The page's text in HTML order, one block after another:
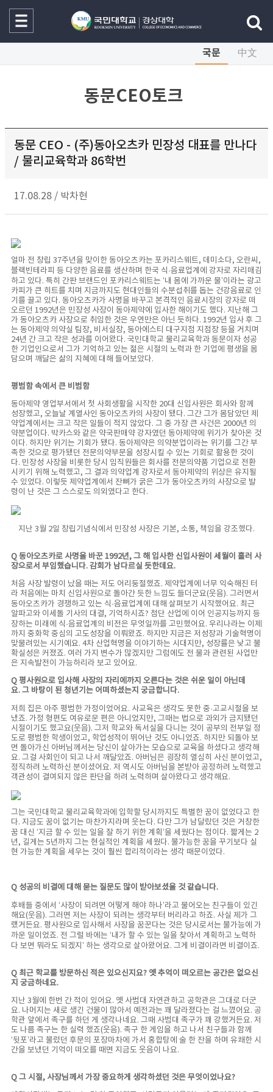
국문 中文
동문CEO토크
동문 CEO - (주)동아오츠카 민장성 대표를 만나다
/ 물리교육학과 86학번
17.08.28 / 박차현
얼마 전 창립 37주년을 맞이한 동아오츠카는 포카리스웨트, 데미소다, 오란씨,
블랙빈테라피 등 다양한 음료를 생산하며 한국 식·음료업계에 강자로 자리매김
하고 있다. 특히 간판 브랜드인 포카리스웨트는 ‘내 몸에 가까운 물’이라는 광고
카피가 큰 히트를 치며 지금까지도 현대인들의 수분섭취를 돕는 건강음료로 인
기를 끌고 있다. 동아오츠카가 사명을 바꾸고 본격적인 음료시장의 강자로 떠
오르던 1992년은 민장성 사장이 동아제약에 입사한 해이기도 했다. 지난해 그
가 동아오츠카 사장으로 취임한 것은 우연만은 아닌 듯하다. 1992년 입사 후 그
는 동아제약 의약실 팀장, 비서실장, 동아에스티 대구지점 지점장 등을 거치며
24년 간 크고 작은 성과를 이어왔다. 국민대학교 물리교육학과 동문이자 성공
한 기업인으로서 그가 기억하고 있는 젊은 시절의 노력과 한 기업에 평생을 몸
담으며 깨달은 삶의 지혜에 대해 들어보았다.
평범함 속에서 큰 비범함
동아제약 영업부서에서 첫 사회생활을 시작한 20대 신입사원은 회사와 함께
성장했고, 오늘날 계열사인 동아오츠카의 사장이 됐다. 그간 그가 몸담았던 제
약업계에서는 크고 작은 일들이 적지 않았다. 그 중 가장 큰 사건은 2000년 의
약분업이다. 박카스와 같은 약국판매약 강자였던 동아제약에 위기가 찾아온 것
이다. 하지만 위기는 기회가 됐다. 동아제약은 의약분업이라는 위기를 그간 부
족한 것으로 평가됐던 전문의약부문을 성장시킬 수 있는 기회로 활용한 것이
다. 민장성 사장을 비롯한 당시 임직원들은 회사를 전문의약품 기업으로 전환
시키기 위해 노력했고, 그 결과 의약업계 강자로서 동아제약의 위상은 유지될
수 있었다. 이렇듯 제약업계에서 잔뼈가 굵은 그가 동아오츠카의 사장으로 발
령이 난 것은 그 스스로도 의외였다고 한다.
지난 3월 2일 창립기념식에서 민장성 사장은 기본, 소통, 책임을 강조했다.
Q 동아오츠카로 사명을 바꾼 1992년, 그 해 입사한 신입사원이 세월이 흘러 사
장으로서 부임했습니다. 감회가 남다르실 듯한데요.
처음 사장 발령이 났을 때는 저도 어리둥절했죠. 제약업계에 너무 익숙해진 터
라 처음에는 마치 신입사원으로 돌아간 듯한 느낌도 들더군요(웃음). 그러면서
동아오츠카가 경쟁하고 있는 식·음료업계에 대해 살펴보기 시작했어요. 최근
알파고와 이세돌 기사의 대결, 기억하시죠? 첨단 산업에 이어 인공지능까지 등
장하는 미래에 식·음료업계의 비전은 무엇일까를 고민했어요. 우리나라는 이제
까지 중화학 중심의 고도성장을 이뤄왔죠. 하지만 지금은 저성장과 기술혁명이
맞물려있는 시기예요. 4차 산업혁명을 이야기하는 시대지만, 성장률은 낮고 불
확실성은 커졌죠. 여러 가지 변수가 많겠지만 그럼에도 전 물과 관련된 사업만
은 지속발전이 가능하리라 보고 있어요.
Q 평사원으로 입사해 사장의 자리에까지 오른다는 것은 쉬운 일이 아닌데
요. 그 바탕이 된 청년기는 어떠하셨는지 궁금합니다.
저희 집은 아주 평범한 가정이었어요. 사교육은 생각도 못한 중·고교시절을 보
냈죠. 가정 형편도 여유로운 편은 아니었지만, 그때는 법으로 과외가 금지됐던
시절이기도 했고요(웃음). 그저 학교와 독서실을 다니는 것이 공부의 전부일 정
도로 평범한 학생이었고, 학업성적이 뛰어난 것도 아니었죠. 하지만 되돌아 보
면 돌아가신 아버님께서는 당신이 살아가는 모습으로 교육을 하셨다고 생각해
요. 그걸 사회인이 되고 나서 깨달았죠. 아버님은 굉장히 열심히 사신 분이었고,
정직하려 노력하신 분이셨어요. 저 역시도 아버님을 본받아 공정하려 노력했고
객관성이 결여되지 않은 판단을 하려 노력하며 살아왔다고 생각해요.
그는 국민대학교 물리교육학과에 입학할 당시까지도 특별한 꿈이 없었다고 한
다. 지금도 꿈이 없기는 마찬가지라며 웃는다. 다만 그가 남달랐던 것은 거창한
꿈 대신 ‘지금 할 수 있는 일을 잘 하기 위한 계획’을 세웠다는 점이다. 짧게는 2
년, 길게는 5년까지 그는 현실적인 계획을 세웠다. 불가능한 꿈을 꾸기보다 실
현 가능한 계획을 세우는 것이 훨씬 합리적이라는 생각 때문이었다.
Q 성공의 비결에 대해 묻는 질문도 많이 받아보셨을 것 같습니다.
후배들 중에서 ‘사장이 되려면 어떻게 해야 하나’라고 물어오는 친구들이 있긴
해요(웃음). 그러면 저는 사장이 되려는 생각부터 버리라고 하죠. 사실 제가 그
랬거든요. 평사원으로 입사해서 사장을 꿈꾼다는 것은 당시로서는 불가능에 가
까운 일이었죠. 전 그럴 바에는 ‘내가 할 수 있는 일을 찾아서 계획하고 노력하
다 보면 뭐라도 되겠지’ 하는 생각으로 살아왔어요. 그게 비결이라면 비결이죠.
Q 최근 학교를 방문하신 적은 있으신지요? 옛 추억이 떠오르는 공간은 없으신
지 궁금하네요.
지난 3월에 한번 간 적이 있어요. 옛 사범대 자연관하고 공학관은 그대로 더군
요. 나머지는 새로 생긴 건물이 많아서 예전과는 꽤 달라졌다는 걸 느꼈어요. 공
학관 앞에서 족구를 하던 게 생각나네요. 그때 사범대 족구가 꽤 강했거든요. 저
도 나름 족구는 한 실력 했죠(웃음). 족구 한 게임을 하고 나서 친구들과 함께
‘뒷포’라고 불렀던 후문의 포장마차에 가서 홍합탕에 술 한 잔을 하며 유쾌한 시
간을 보냈던 기억이 떠오를 때면 지금도 웃음이 나요.
Q 그 시절, 사장님께서 가장 중요하게 생각하셨던 것은 무엇이었나요?